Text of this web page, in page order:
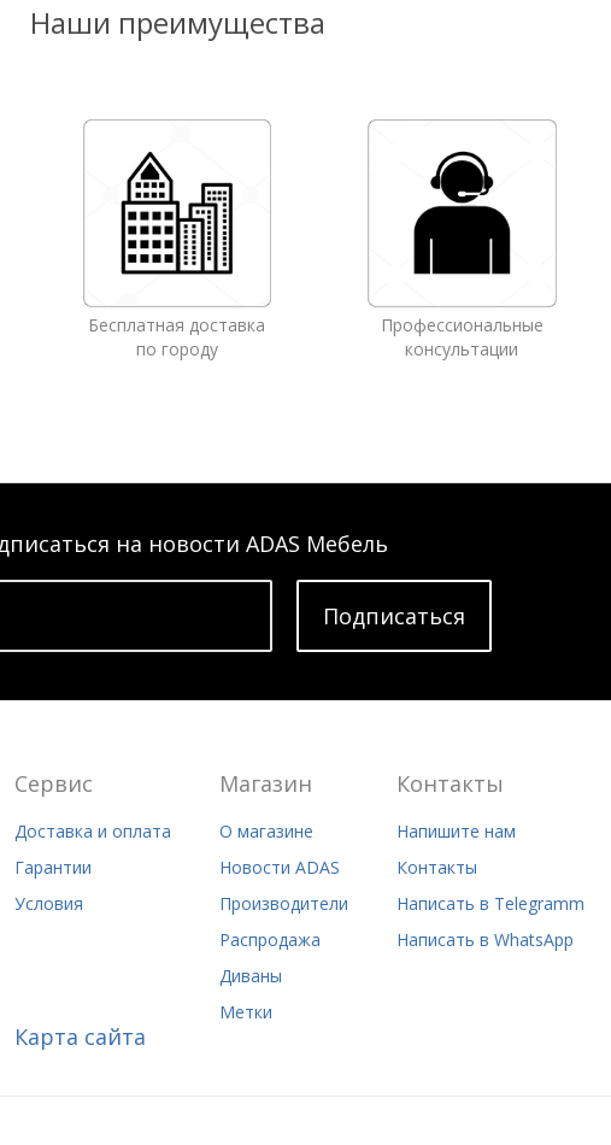
Наши преимущества
Бесплатная доставка
по городу
Профессиональные
консультации
на новости ADAS Мебель
Подписатьcя
Сервис
Доставка и оплата
Гарантии
Условия
Магазин
О магазине
Новости ADAS
Производители
Распродажа
Диваны
Метки
Контакты
Напишите нам
Контакты
Написать в Telegramm
Написать в WhatsApp
Карта сайта